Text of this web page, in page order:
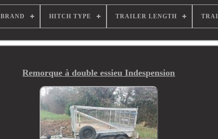
BRAND HITCH TYPE TRAILER LENGTH
Remorque à double essieu Indespension